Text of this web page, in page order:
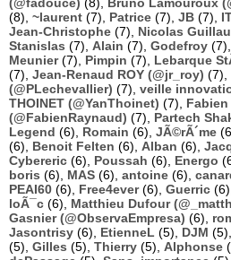
(8), ~laurent (7), Patrice (7), JB (7),
Jean-Christophe (7), Nicolas
Stanislas (7), Alain (7), Godefroy (7),
Meunier(7), Pimpin (7), Lebarque
(7), Jean-Renaud ROY (@jr_roy) (7),
(@PLechevallier) (7), veille
THOINET (@YanThoinet) (7), Fabien
(@FabienRaynaud) (7), Partech
Legend (6), Romain (6), JÃ©rÃ´me
(6), Benoit Felten (6), Alban (6),
Cybereric (6), Poussah (6), Energo
boris (6), MAS (6), antoine (6),
PEAI60 (6), Free4ever(6), Guerric (6),
loÃ¯c (6), Matthieu Dufour
Gasnier (@ObservaEmpresa) (6),
Jasontrisy (6), EtienneL (5), DJM (5),
(5), Gilles (5), Thierry (5), Alphonse